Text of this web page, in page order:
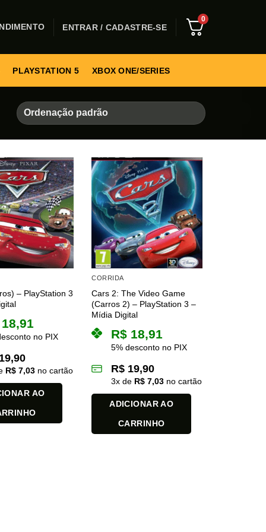
ENTRAR / CADASTRE-SE
0
PLAYSTATION 5 XBOX ONE/SERIES
– PlayStation 3
18,91
no PIX
19,90
R$ 7,03 no cartão
AO
CORRIDA
Cars 2: The Video Game
(Carros 2) – PlayStation 3 –
Mídia Digital
R$ 18,91
5% desconto no PIX
R$ 19,90
3x de R$ 7,03 no cartão
ADICIONAR AO
CARRINHO